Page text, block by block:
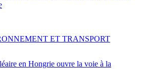
en Hongrie ouvre la voie à la
ET TRANSPORT